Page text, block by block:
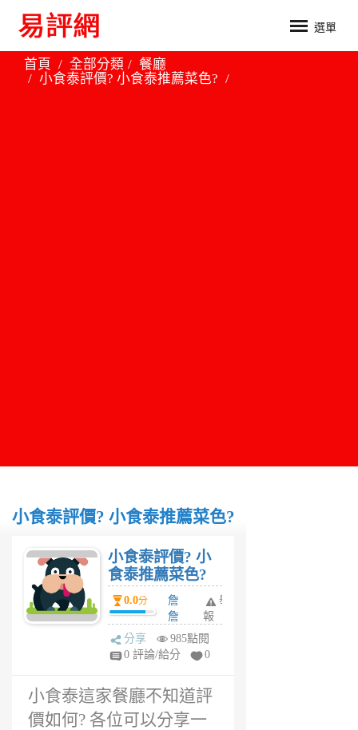
選單
首頁 全部分類
餐廳
小食泰評價? 小食泰推薦菜色?
小食泰評價? 小食泰推薦菜色?
小食泰評價? 小
食泰推薦菜色?
0.0分
詹
詹
6
年
舉
報
分享
985點閱
0 評論/給分
0
小食泰這家餐廳不知道評
價如何? 各位可以分享一